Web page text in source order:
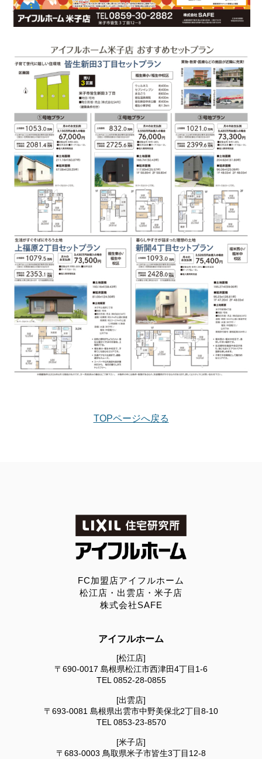
TOPページへ戻る
FC加盟店アイフルホーム
松江店・出雲店・米子店
株式会社SAFE
アイフルホーム
[松江店]
〒690-0017 島根県松江市西津田4丁目1-6
TEL 0852-28-0855
[出雲店]
〒693-0081 島根県出雲市中野美保北2丁目8-10
TEL 0853-23-8570
[米子店]
〒683-0003 鳥取県米子市皆生3丁目12-8